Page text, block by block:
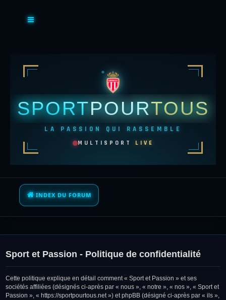
SPORTPOURTOUS
LA PASSION QUI RASSEMBLE
MULTISPORT LIVE
INDEX DU FORUM
Sport et Passion - Politique de confidentialité
Cette politique explique en détail comment « Sport et Passion » et ses
sociétés affiliées (désignés ci-après par « nous », « notre », « nos », « Sport et
Passion », « https://sportpourtous.net ») et phpBB (désigné ci-après par « ils »,